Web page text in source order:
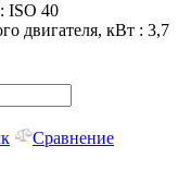
: ISO 40
двигателя, кВт : 3,7
Сравнение